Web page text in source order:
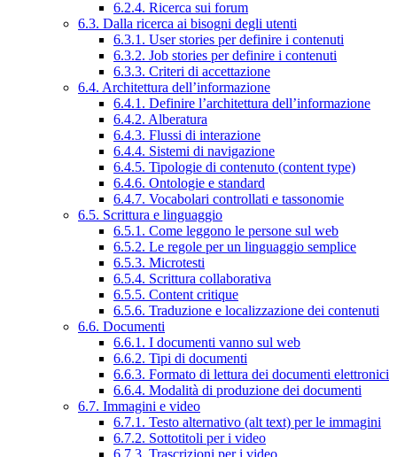
6.2.4. Ricerca sui forum
6.3. Dalla ricerca ai bisogni degli utenti
6.3.1. User stories per definire i contenuti
6.3.2. Job stories per definire i contenuti
6.3.3. Criteri di accettazione
6.4. Architettura dell’informazione
6.4.1. Definire l’architettura dell’informazione
6.4.2. Alberatura
6.4.3. Flussi di interazione
6.4.4. Sistemi di navigazione
6.4.5. Tipologie di contenuto (content type)
6.4.6. Ontologie e standard
6.4.7. Vocabolari controllati e tassonomie
6.5. Scrittura e linguaggio
6.5.1. Come leggono le persone sul web
6.5.2. Le regole per un linguaggio semplice
6.5.3. Microtesti
6.5.4. Scrittura collaborativa
6.5.5. Content critique
6.5.6. Traduzione e localizzazione dei contenuti
6.6. Documenti
6.6.1. I documenti vanno sul web
6.6.2. Tipi di documenti
6.6.3. Formato di lettura dei documenti elettronici
6.6.4. Modalità di produzione dei documenti
6.7. Immagini e video
6.7.1. Testo alternativo (alt text) per le immagini
6.7.2. Sottotitoli per i video
6.7.3. Trascrizioni per i video